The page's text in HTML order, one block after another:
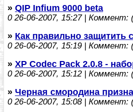
» QIP Infium 9000 beta
026-06-2007, 15:27 | Коммент:
» Как правильно защитить
026-06-2007, 15:19 | Коммент:
» XP Codec Pack 2.0.8 -
026-06-2007, 15:12 | Коммент:
» Черная смородина
026-06-2007, 15:08 | Коммент: